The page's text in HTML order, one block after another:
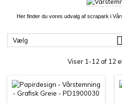
Her finder du vores udvalg af scrapark i
Vælg 
Viser 1-12 af 12